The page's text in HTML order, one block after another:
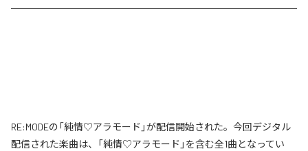
RE:MODEの「純情♡アラモード」が配信開始された。今回デジタル
配信された楽曲は、「純情♡アラモード」を含む全1曲となってい